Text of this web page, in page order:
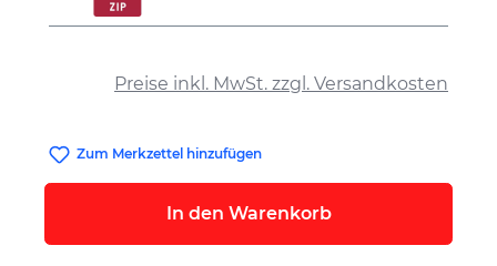
Preise inkl. MwSt. zzgl. Versandkosten
Zum Merkzettel hinzufügen
In den Warenkorb